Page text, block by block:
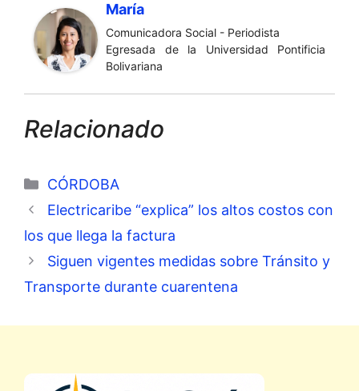
María
Comunicadora Social - Periodista
Egresada de la Universidad Pontificia
Bolivariana
Relacionado
Categorías
CÓRDOBA
Electricaribe “explica” los altos costos con
los que llega la factura
Siguen vigentes medidas sobre Tránsito y
Transporte durante cuarentena